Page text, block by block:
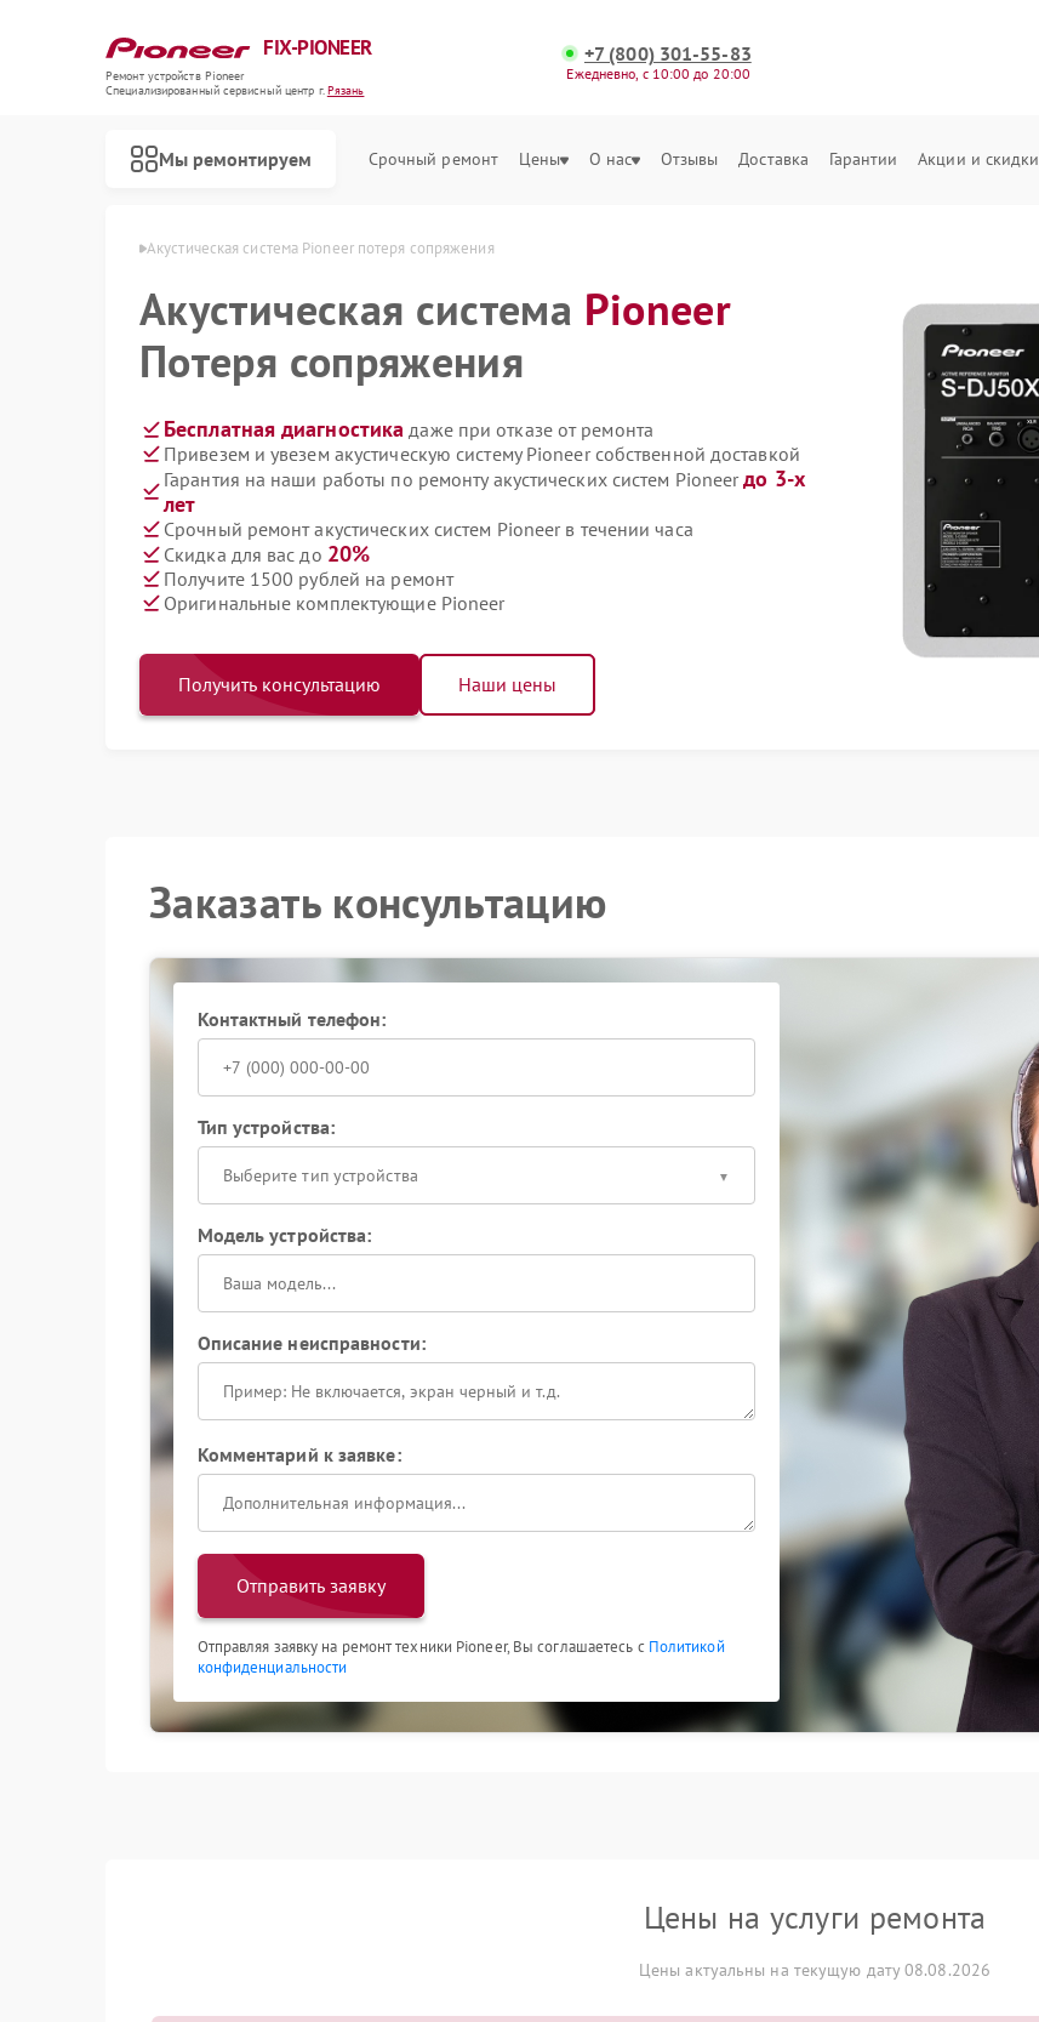
FIX-PIONEER
Ремонт устройств Pioneer
Специализированный cервисный центр г.Рязань
+7 (800) 301-55-83
Ежедневно, с 10:00 до 20:00
Мы ремонтируем Срочный ремонт Цены О нас Отзывы Доставка Гарантии Акции и скидки
Pioneer в Рязани Акустическая система Pioneer потеря сопряжения
Акустическая система Pioneer
Потеря сопряжения
Бесплатная диагностика даже при отказе от ремонта
Привезем и увезем акустическую систему Pioneer собственной доставкой
Гарантия на наши работы по ремонту акустических систем Pioneerдо 3-х
лет
Срочный ремонт акустических систем Pioneer в течении часа
Скидка для вас до 20%
Получите 1500 рублей на ремонт
Оригинальные комплектующие Pioneer
Получить консультацию Наши цены
Заказать консультацию
Контактный телефон:
Тип устройства:
Выберите тип устройства
Модель устройства:
Описание неисправности:
Комментарий к заявке:
Отправить заявку
Отправляя заявку на ремонт техники Pioneer, Вы соглашаетесь с Политикой
конфиденциальности
Цены на услуги ремонта
Цены актуальны на текущую дату 08.08.2026